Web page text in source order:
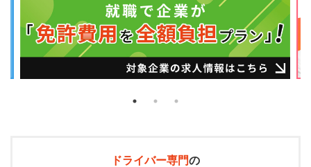
ドライバー専門の